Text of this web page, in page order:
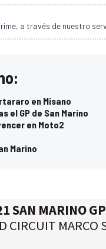
a través de nuestro
en Misano
el GP de San Marino
en Moto2
Marino